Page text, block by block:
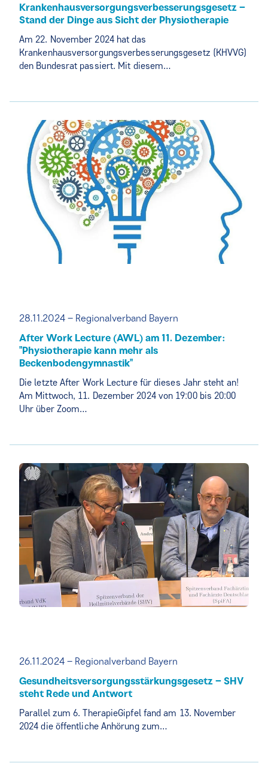
Krankenhausversorgungsverbesserungsgesetz –
Stand der Dinge aus Sicht der Physiotherapie
Am 22. November 2024 hat das
Krankenhausversorgungsverbesserungsgesetz (KHVVG)
den Bundesrat passiert. Mit diesem…
28.11.2024 – Regionalverband Bayern
After Work Lecture (AWL) am 11. Dezember:
"Physiotherapie kann mehr als
Beckenbodengymnastik"
Die letzte After Work Lecture für dieses Jahr steht an!
Am Mittwoch, 11. Dezember 2024 von 19:00 bis 20:00
Uhr über Zoom…
26.11.2024 – Regionalverband Bayern
Gesundheitsversorgungsstärkungsgesetz – SHV
steht Rede und Antwort
Parallel zum 6. TherapieGipfel fand am 13. November
2024 die öffentliche Anhörung zum…